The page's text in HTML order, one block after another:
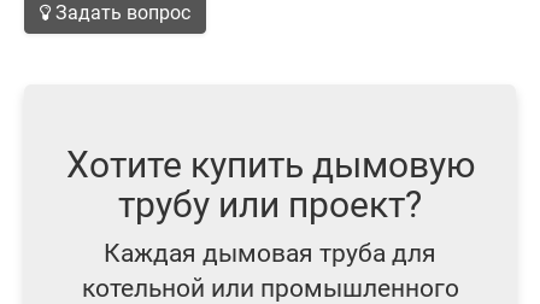
Задать вопрос
Хотите купить дымовую
трубу или проект?
Каждая дымовая труба для
котельной или промышленного